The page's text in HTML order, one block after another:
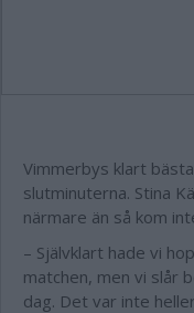
Vimmerbys klart
slutminuterna. Stina
närmare än så kom
– Självklart hade vi
matchen, men vi slår
dag. Det var inte